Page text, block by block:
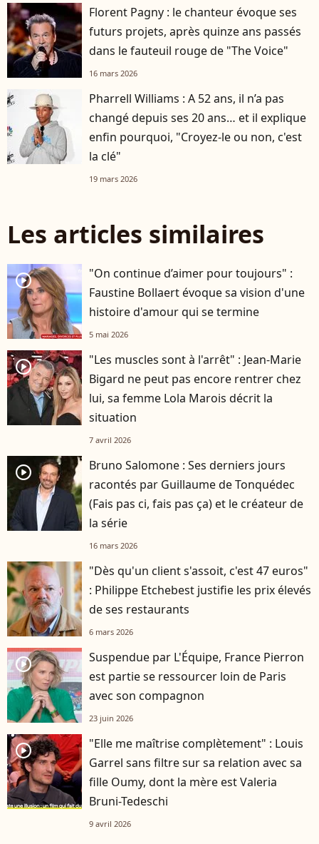
Florent Pagny : le chanteur évoque ses
futurs projets, après quinze ans passés
dans le fauteuil rouge de "The Voice"
16 mars 2026
Pharrell Williams : A 52 ans, il n’a pas
changé depuis ses 20 ans… et il explique
enfin pourquoi, "Croyez-le ou non, c'est
la clé"
19 mars 2026
Les articles similaires
player2
"On continue d’aimer pour toujours" :
Faustine Bollaert évoque sa vision d'une
histoire d'amour qui se termine
5 mai 2026
player2
"Les muscles sont à l'arrêt" : Jean-Marie
Bigard ne peut pas encore rentrer chez
lui, sa femme Lola Marois décrit la
situation
7 avril 2026
player2
Bruno Salomone : Ses derniers jours
racontés par Guillaume de Tonquédec
(Fais pas ci, fais pas ça) et le créateur de
la série
16 mars 2026
"Dès qu'un client s'assoit, c'est 47 euros"
: Philippe Etchebest justifie les prix élevés
de ses restaurants
6 mars 2026
player2
Suspendue par L'Équipe, France Pierron
est partie se ressourcer loin de Paris
avec son compagnon
23 juin 2026
player2
"Elle me maîtrise complètement" : Louis
Garrel sans filtre sur sa relation avec sa
fille Oumy, dont la mère est Valeria
Bruni-Tedeschi
9 avril 2026